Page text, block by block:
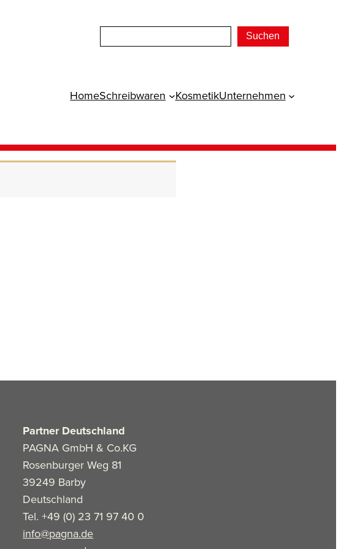
Suchen
HomeSchreibwaren KosmetikUnternehmen
Partner Deutschland
PAGNA GmbH & Co.KG
Rosenburger Weg 81
39249 Barby
Deutschland
Tel. +49 (0) 23 71 97 40 0
info@pagna.de